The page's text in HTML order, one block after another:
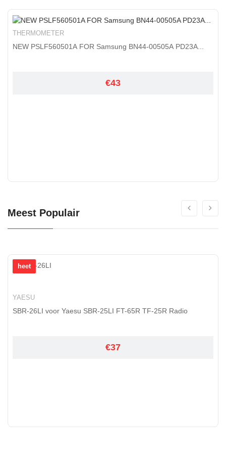
THERMOMETER
NEW PSLF560501A FOR Samsung BN44-00505A PD23A...
€43
Meest Populair
heet
YAESU
SBR-26LI voor Yaesu SBR-25LI FT-65R TF-25R Radio
€37